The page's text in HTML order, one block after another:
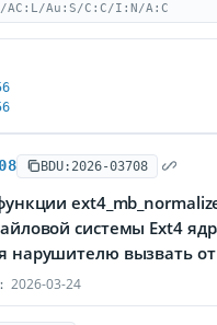
AC:L/Au:S/C:C/I:N/A:C
BDU:2026-03708
системы Ext4
нарушителю вызвать
2026-03-24